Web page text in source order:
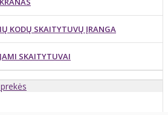
KODŲ SKAITYTUVŲ ĮRANGA
SKAITYTUVAI